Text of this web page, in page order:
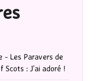
- Les Paravers de
: J’ai adoré !